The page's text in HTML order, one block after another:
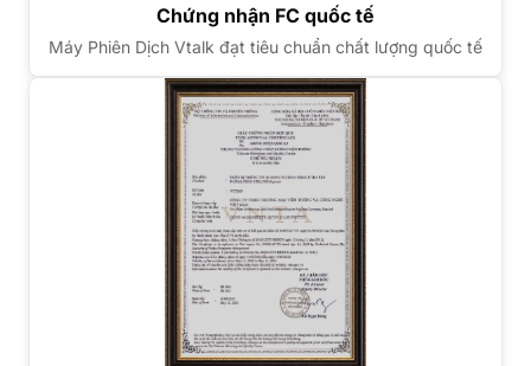
Chứng nhận FC quốc tế
Máy Phiên Dịch Vtalk đạt tiêu chuẩn chất lượng quốc tế